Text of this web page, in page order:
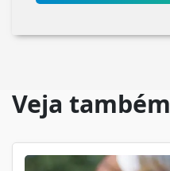
Veja também